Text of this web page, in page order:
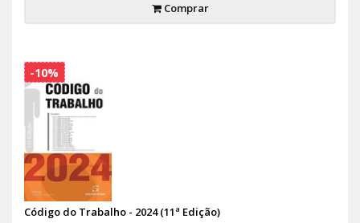
Comprar
Código do Trabalho - 2024 (11ª Edição)
-10%